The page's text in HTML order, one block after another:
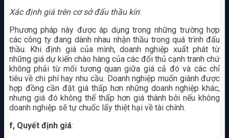
Xác định giá trên cơ sở đấu thầu kín:
Phương pháp này được áp dụng trong những trường hợp
các công ty đang dành nhau nhận thầu trong quá trình đấu
thầu. Khi định giá của mình, doanh nghiệp xuất phát từ
những giá dự kiến chào hàng của các đối thủ cạnh tranh chứ
không phải từ mối tương quan giữa giá cả đó và các chỉ
tiêu về chi phí hay nhu cầu. Doanh nghiệp muốn giành được
hợp đồng cần đặt giá thấp hơn những doanh nghiệp khác,
nhưng giá đó không thể thấp hơn giá thành bởi nếu không
doanh nghiệp sẽ tự chuốc lấy thiệt hại về tài chính.
f, Quyết định giá: